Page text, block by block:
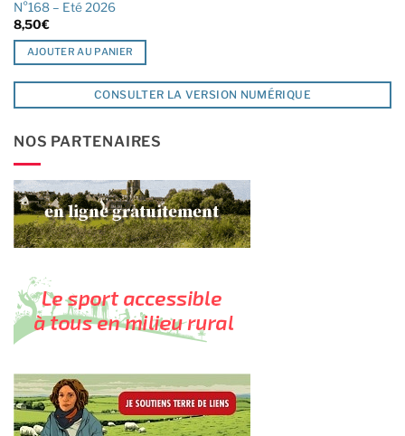
N°168 – Eté 2026
8,50€
AJOUTER AU PANIER
CONSULTER LA VERSION NUMÉRIQUE
NOS PARTENAIRES